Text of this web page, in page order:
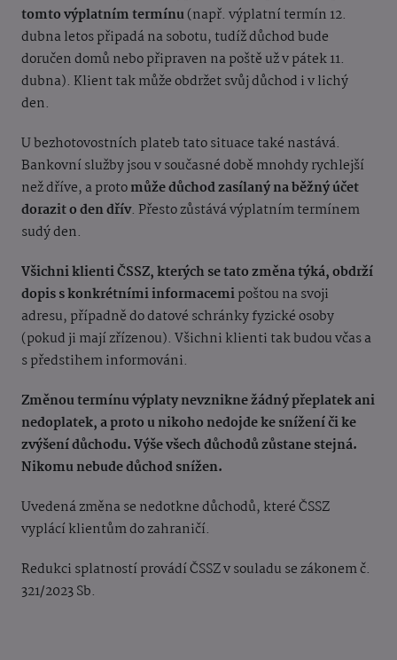
tomto výplatním termínu(např. výplatní termín 12.
dubna letos připadá na sobotu, tudíž důchod bude
doručen domů nebo připraven na poště už v pátek 11.
dubna). Klient tak může obdržet svůj důchod i v lichý
den.
U bezhotovostních plateb tato situace také nastává.
Bankovní služby jsou v současné době mnohdy rychlejší
než dříve, a protomůže důchod zasílaný na běžný účet
dorazit o den dřív. Přesto zůstává výplatním termínem
sudý den.
Všichni klienti ČSSZ, kterých se tato změna týká, obdrží
dopis s konkrétními informacemipoštou na svoji
adresu, případně do datové schránky fyzické osoby
(pokud ji mají zřízenou). Všichni klienti tak budou včas a
s předstihem informováni.
Změnou termínu výplaty nevznikne žádný přeplatek ani
nedoplatek, a proto u nikoho nedojde ke snížení či ke
zvýšení důchodu. Výše všech důchodů zůstane stejná.
Nikomu nebude důchod snížen.
Uvedená změna se nedotkne důchodů, které ČSSZ
vyplácí klientům do zahraničí.
Redukci splatností provádí ČSSZ v souladu se zákonem č.
321/2023 Sb.